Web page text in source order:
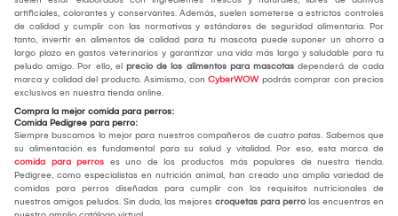
artificiales, colorantes y conservantes. Además, suelen someterse a estrictos controles
de calidad y cumplir con las normativas y estándares de seguridad alimentaria. Por
tanto, invertir en alimentos de calidad para tu mascota puede suponer un ahorro a
largo plazo en gastos veterinarios y garantizar una vida más larga y saludable para tu
peludo amigo. Por ello, el precio de los alimentos para mascotas dependerá de cada
marca y calidad del producto. Asimismo, con CyberWOWpodrás comprar con precios
exclusivos en nuestra tienda online.
Compra la mejor comida para perros:
Comida Pedigree para perro:
Siempre buscamos lo mejor para nuestros compañeros de cuatro patas. Sabemos que
su alimentación es fundamental para su salud y vitalidad. Por eso, esta marca de
comida para perros es uno de los productos más populares de nuestra tienda.
Pedigree, como especialistas en nutrición animal, han creado una amplia variedad de
comidas para perros diseñadas para cumplir con los requisitos nutricionales de
nuestros amigos peludos. Sin duda, las mejores croquetas para perro las encuentras en